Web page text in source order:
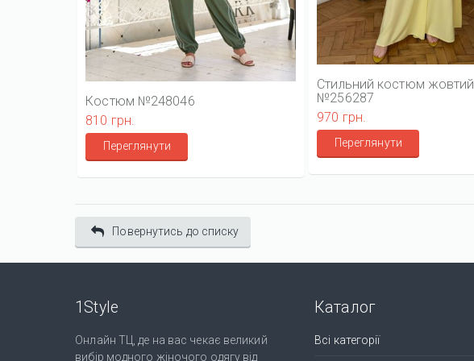
Костюм №248046
810 грн.
Переглянути
Стильний костюм жовтий
№256287
970 грн.
Переглянути
Повернутись до списку
1Style
Онлайн ТЦ, де на вас чекає великий
вибір модного жіночого одягу від
Каталог
Всі категорії